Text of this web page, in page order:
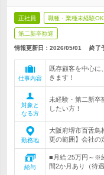
正社員 職種・業種未経験OK
第二新卒歓迎
情報更新日：2026/05/01 終了
仕事内容
既存顧客を中心に
きます！
対象と
なる方
未経験・第二新卒
したい方！
勤務地
大阪府堺市百舌鳥
更の範囲】会社の
給与
■月給:25万円～※
間2か月あり（待遇